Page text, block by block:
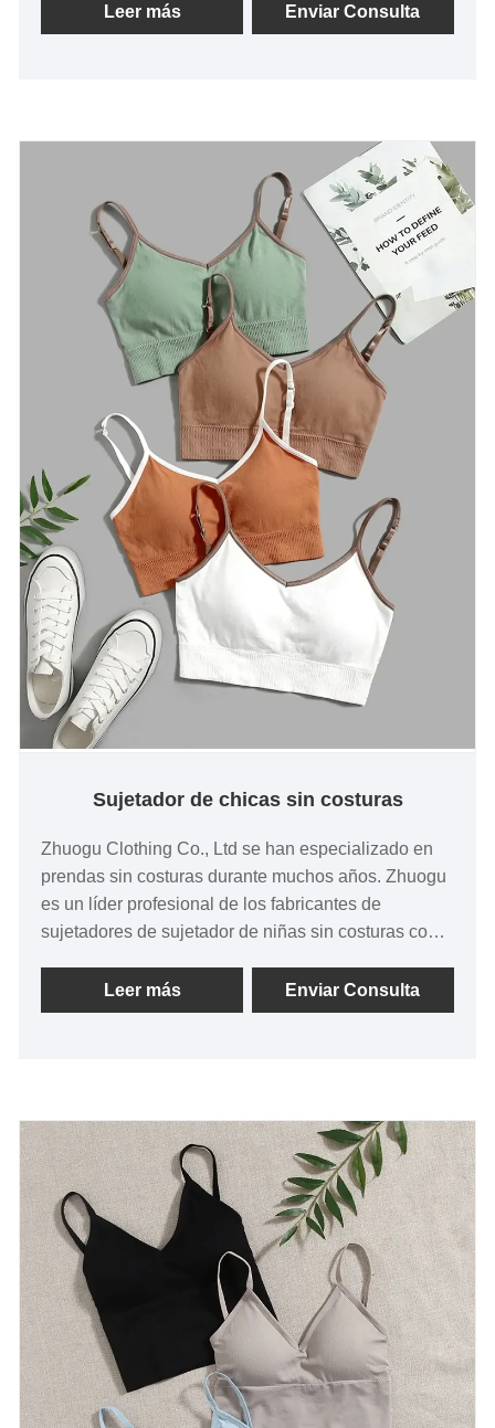
Leer más Enviar Consulta
Sujetador de chicas sin costuras
Zhuogu Clothing Co., Ltd se han especializado en
prendas sin costuras durante muchos años. Zhuogu
es un líder profesional de los fabricantes de
sujetadores de sujetador de niñas sin costuras con
negociaciones.
Leer más Enviar Consulta